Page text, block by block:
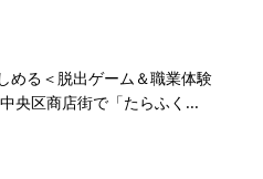
める＜脱出ゲーム＆職業体験
央区商店街で「たらふく...